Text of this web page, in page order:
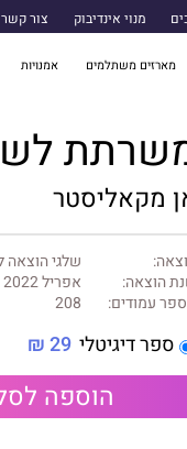
מנוי אינדיבוק צור קשר
מארזים משתלמים אמנויות
מקאליסטר
שלגי הוצאה
הוצאה:
אפריל 2022
עמודים:
208
ספר דיגיטלי 29 ₪
הוספה